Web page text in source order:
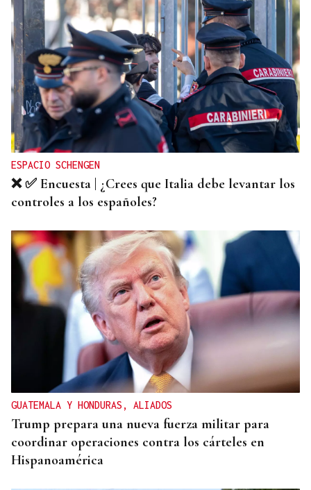
RESOLUCIÓN DEL TRIBUNAL
El Concello de Ourense, sitiado tras caer la
adjudicación del autobús
ESPACIO SCHENGEN
❌ ✅ Encuesta | ¿Crees que Italia debe levantar los
controles a los españoles?
GUATEMALA Y HONDURAS, ALIADOS
Trump prepara una nueva fuerza militar para
coordinar operaciones contra los cárteles en
Hispanoamérica